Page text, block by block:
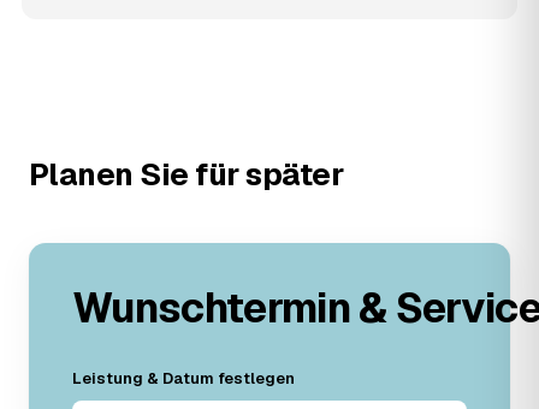
Planen Sie für später
Wunschtermin &
Leistung & Datum festlegen